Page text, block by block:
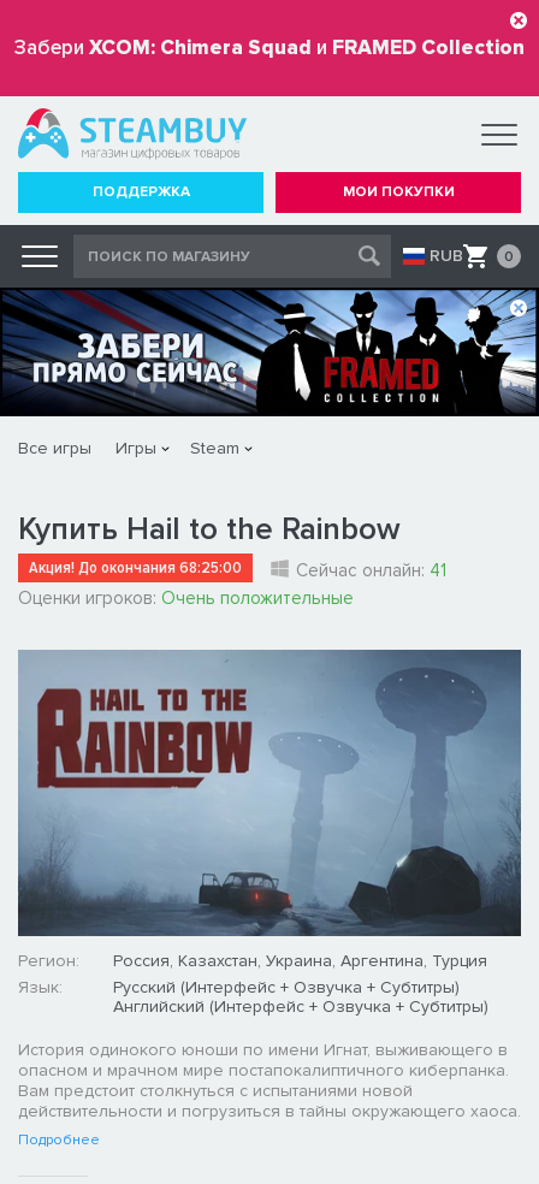
Забери XCOM: Chimera Squad и FRAMED Collection
бесплатно
ПОДДЕРЖКА МОИ ПОКУПКИ
RUB 0
Все игры Игры Steam
Купить Hail to the Rainbow
Акция! До окончания68:24:59 Сейчас онлайн: 41
Оценки игроков: Очень положительные
Регион:
Россия, Казахстан, Украина, Аргентина, Турция
Язык:
Русский (Интерфейс + Озвучка + Субтитры)
Английский (Интерфейс + Озвучка + Субтитры)
История одинокого юноши по имени Игнат, выживающего в
опасном и мрачном мире постапокалиптичного киберпанка.
Вам предстоит столкнуться с испытаниями новой
действительности и погрузиться в тайны окружающего хаоса.
Подробнее